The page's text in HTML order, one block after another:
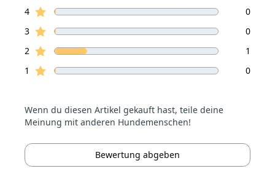
4Sterne Bewertungen
0
3Sterne Bewertungen
0
2 Sterne Bewertungen
1
1
Sterne Bewertungen 0
Wenn du diesen Artikel gekauft hast, teile deine
Meinung mit anderen Hundemenschen!
Bewertung abgeben